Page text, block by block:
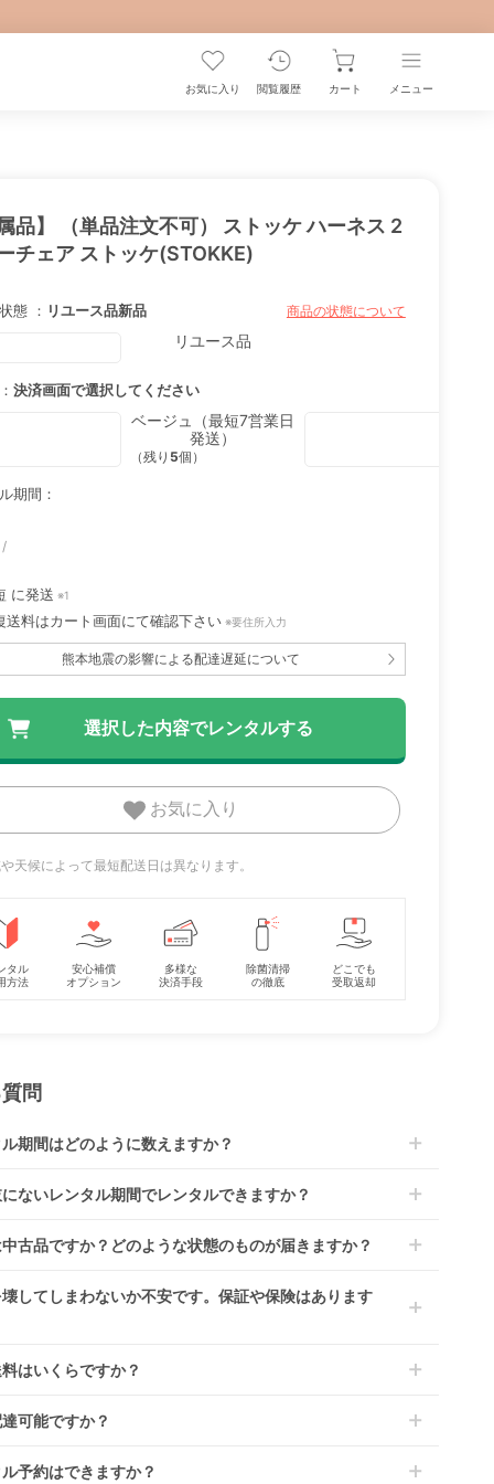
お気に入り 閲覧履歴 カート メニュー
属品】 （単品注文不可） ストッケ ハーネス 2
チェア ストッケ(STOKKE)
態 ： リユース品新品 商品の状態について
リユース品
決済画面で選択してください
ベージュ（最短7営業日
発送）
（残り 5個）
期間：
に発送 ※1
送料はカート画面にて確認下さい ※要住所入力
熊本地震の影響による配達遅延について
お気に入り
天候によって最短配送日は異なります。
タル
方法
安心補償
オプション
多様な
決済手段
除菌清掃
の徹底
どこでも
受取返却
問
期間はどのように数えますか？
急便）に商品の引渡しとなります。
ないレンタル期間でレンタルできますか？
しくは6ヶ月レンタルご注文の上で、早期にご返却くださ
古品ですか？どのような状態のものが届きますか？
はメーカーから仕入れた状態のものをお送りします。商品に
。その際、メーカーの都合によっては、表示されているお届
だく場合がございます。あらかじめご了承ください。
してしまわないか不安です。保証や保険はあります
に商品と一緒にカートへ入れ安心補償オプションをご購入く
ランごとに補償内容は異なります。
はいくらですか？
ら住所を入力すると送料が確認いただけます。
可能ですか？
の配達はご対応できかねますのであらかじめご了承くださ
予約はできますか？
ベ